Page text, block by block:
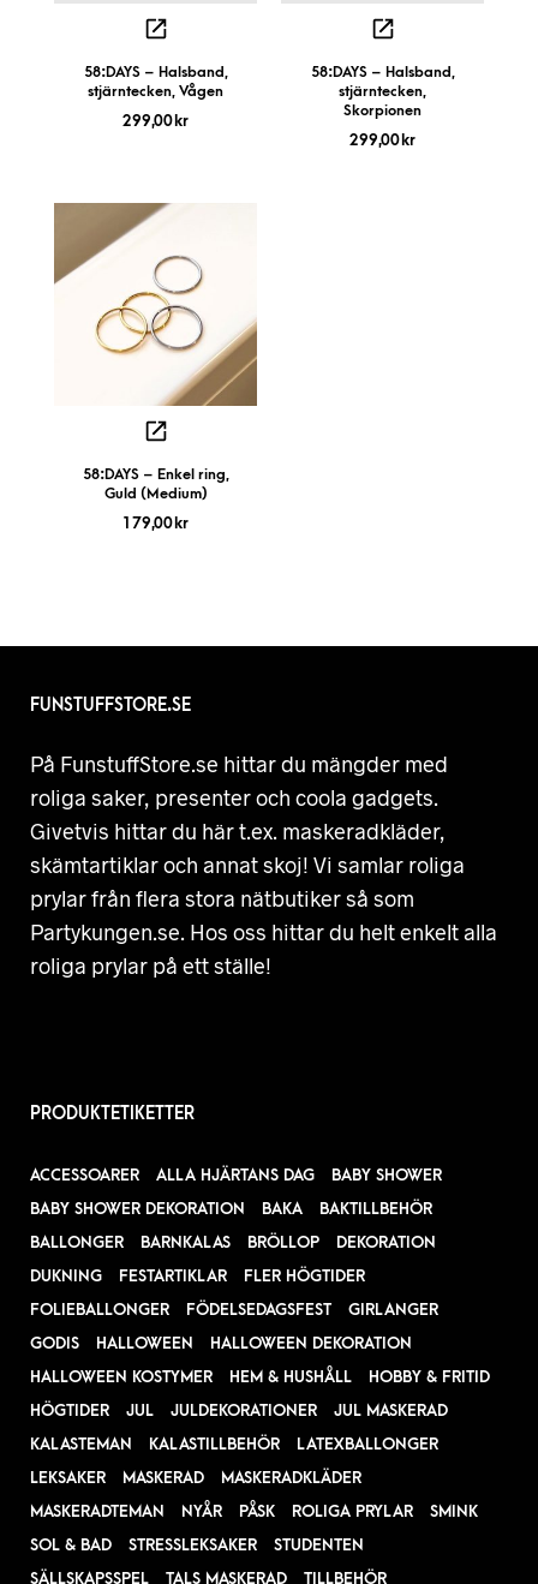
58:DAYS – Halsband,
stjärntecken, Vågen
299,00 kr
58:DAYS – Halsband,
stjärntecken,
Skorpionen
299,00 kr
58:DAYS – Enkel ring,
Guld (Medium)
179,00 kr
FUNSTUFFSTORE.SE
På FunstuffStore.se hittar du mängder med
roliga saker, presenter och coola gadgets.
Givetvis hittar du här t.ex. maskeradkläder,
skämtartiklar och annat skoj! Vi samlar roliga
prylar från flera stora nätbutiker så som
Partykungen.se. Hos oss hittar du helt enkelt alla
roliga prylar på ett ställe!
PRODUKTETIKETTER
ACCESSOARER ALLA HJÄRTANS DAG
BABY SHOWER
BABY SHOWER DEKORATION
BAKA
BAKTILLBEHÖR
BALLONGER
BARNKALAS BRÖLLOP
DEKORATION
DUKNING
FESTARTIKLAR
FLER HÖGTIDER
FOLIEBALLONGER
FÖDELSEDAGSFEST
GIRLANGER
GODIS
HALLOWEEN
HALLOWEEN DEKORATION
HALLOWEEN KOSTYMER
HEM & HUSHÅLL
HOBBY & FRITID
HÖGTIDER
JUL JULDEKORATIONER
JUL MASKERAD
KALASTEMAN
KALASTILLBEHÖR
LATEXBALLONGER
LEKSAKER
MASKERAD
MASKERADKLÄDER
MASKERADTEMAN
NYÅR PÅSK ROLIGA PRYLAR
SMINK
SOL & BAD
STRESSLEKSAKER
STUDENTEN
SÄLLSKAPSSPEL
TALS MASKERAD TILLBEHÖR